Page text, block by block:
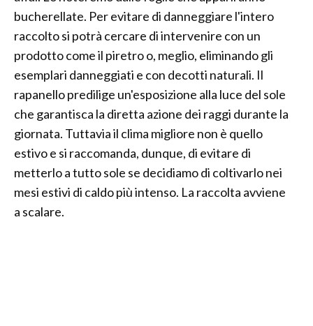
bucherellate. Per evitare di danneggiare l'intero
raccolto si potrà cercare di intervenire con un
prodotto come il piretro o, meglio, eliminando gli
esemplari danneggiati e con decotti naturali. Il
rapanello predilige un'esposizione alla luce del sole
che garantisca la diretta azione dei raggi durante la
giornata. Tuttavia il clima migliore non è quello
estivo e si raccomanda, dunque, di evitare di
metterlo a tutto sole se decidiamo di coltivarlo nei
mesi estivi di caldo più intenso. La raccolta avviene
a scalare.